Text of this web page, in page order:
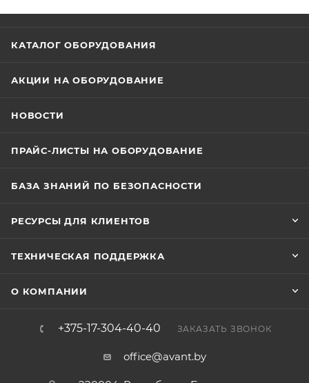
КАТАЛОГ ОБОРУДОВАНИЯ
АКЦИИ НА ОБОРУДОВАНИЕ
НОВОСТИ
ПРАЙС-ЛИСТЫ НА ОБОРУДОВАНИЕ
БАЗА ЗНАНИЙ ПО БЕЗОПАСНОСТИ
РЕСУРСЫ ДЛЯ КЛИЕНТОВ
ТЕХНИЧЕСКАЯ ПОДДЕРЖКА
О КОМПАНИИ
+375-17-304-40-40 ЗАКАЗАТЬ ЗВОНОК
office@avant.by